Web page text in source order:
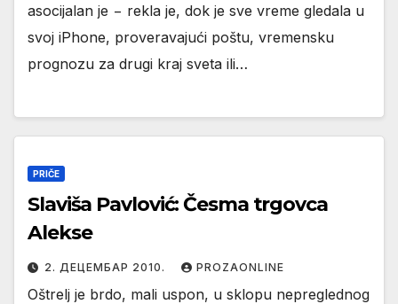
asocijalan je − rekla je, dok je sve vreme gledala u
svoj iPhone, proveravajući poštu, vremensku
prognozu za drugi kraj sveta ili…
PRIČE
Slaviša Pavlović: Česmа trgovcа
Alekse
2. ДЕЦЕМБАР 2010. PROZAONLINE
Oštrelj je brdo, mаli uspon, u sklopu nepreglednog